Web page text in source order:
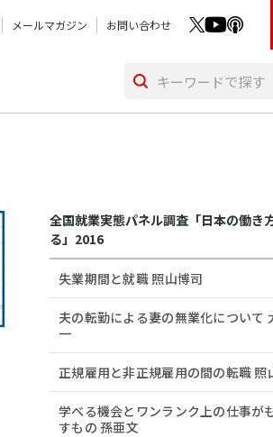
メールマガジン お問い合わせ
全国就業実態パネル調査「日本の働き
る」2016
失業期間と就職 照山博司
夫の転勤による妻の無業化について
一
正規雇用と非正規雇用の間の転職 照
学べる機会とワンランク上の仕事が
すもの 孫亜文